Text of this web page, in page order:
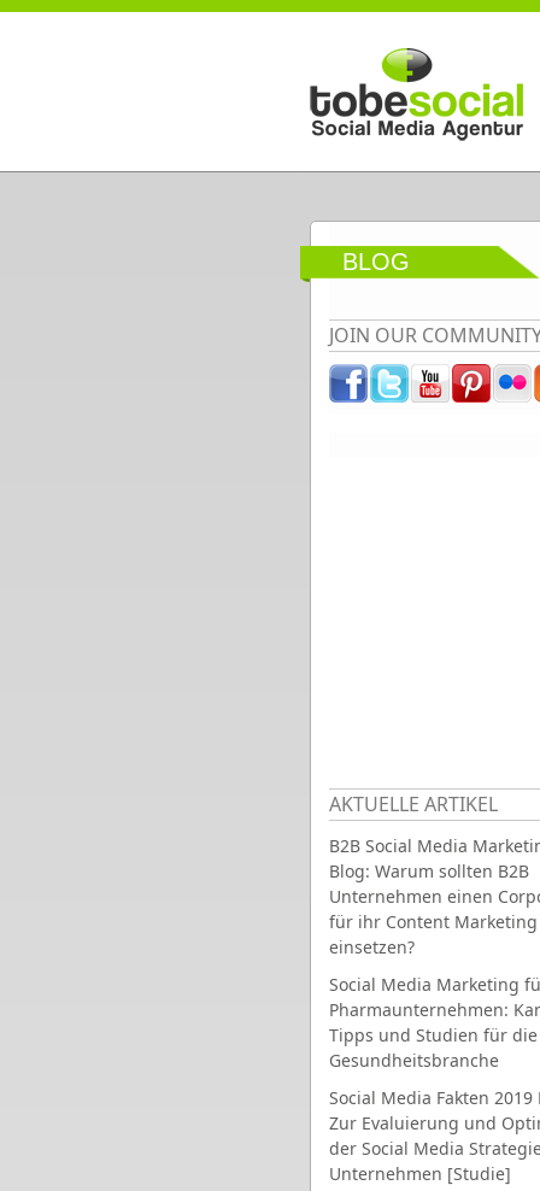
Direkt zum Inhalt
BLOG
JOIN OUR
AKTUELLE ARTIKEL
B2B Social Media
Blog: Warum sollten B2B
Unternehmen einen
für ihr Content Marketing
einsetzen?
Social Media Marketing
Pharmaunternehmen:
Tipps und Studien für die
Gesundheitsbranche
Social Media Fakten 2019
Zur Evaluierung und
der Social Media
Unternehmen [Studie]